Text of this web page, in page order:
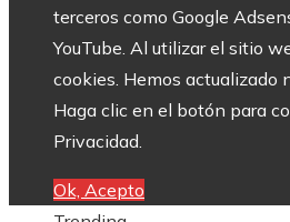
terceros como Google
YouTube. Al utilizar el sitio
cookies. Hemos actualizado
Haga clic en el botón para
Privacidad.
Ok, Acepto